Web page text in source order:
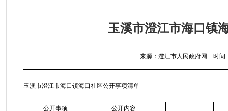
玉溪市澄江市海口镇
来源：澄江市人民政府网 时间
玉溪市澄江市海口镇海口社区公开事项清单
公开事项
公开内容